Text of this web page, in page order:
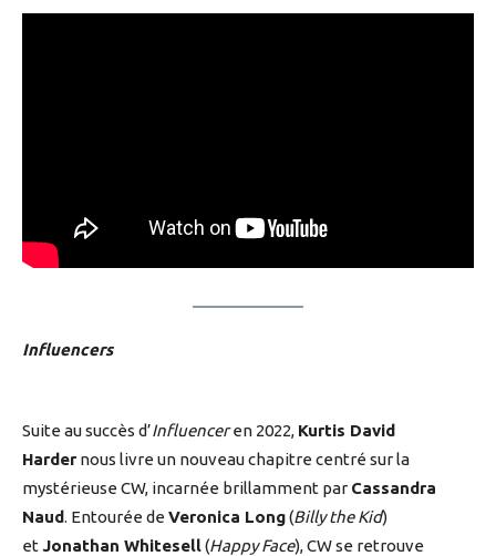
Influencers
Suite au succès d’Influenceren 2022, Kurtis David
Harder nous livre un nouveau chapitre centré sur la
mystérieuse CW, incarnée brillamment par Cassandra
Naud. Entourée de Veronica Long(Billy the Kid)
et Jonathan Whitesell(Happy Face), CW se retrouve